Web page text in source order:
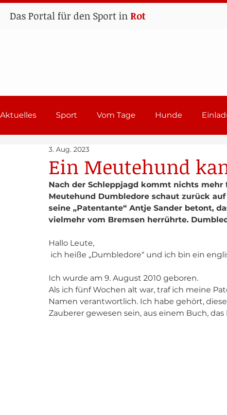
Das Portal für den Sport inRot
Aktuelles Sport Vom Tage Hunde
Lehrgänge Sport in Rot
Ein Meutehund
3. Aug. 2023
Nach der Schleppjagd kommt nichts mehr
Meutehund Dumbledore schaut zurück
seine „Patentante“ Antje Sander betont,
vielmehr vom Bremsen herrührte.
Hallo Leute,
ich heiße „Dumbledore“ und ich bin ein
Ich wurde am 9. August 2010 geboren.
Als ich fünf Wochen alt war, traf ich meine
Namen verantwortlich. Ich habe gehört,
Zauberer gewesen sein, aus einem Buch,